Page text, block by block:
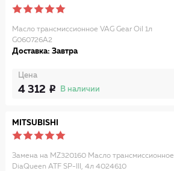
Масло трансмиссионное VAG Gear Oil 1л
G060726A2
Доставка: Завтра
Цена
4 312 В наличии
MITSUBISHI
Замена на MZ320160 Масло трансмиссионное
DiaQueen ATF SP-III, 4л 4024610